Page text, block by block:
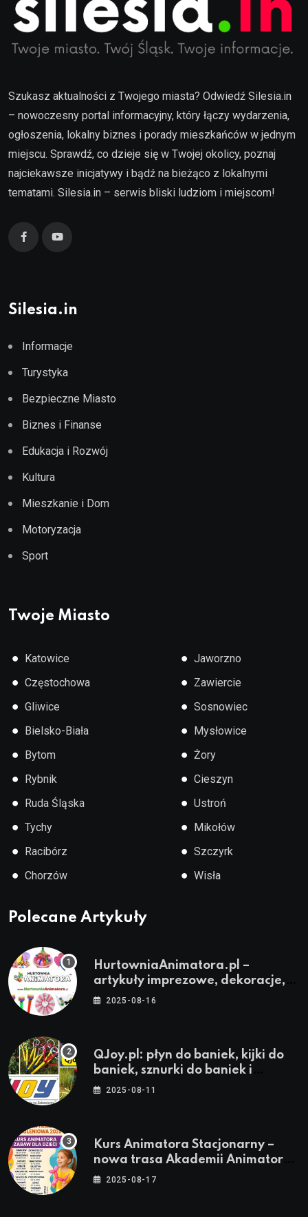
Szukasz aktualności z Twojego miasta? Odwiedź Silesia.in
– nowoczesny portal informacyjny, który łączy wydarzenia,
ogłoszenia, lokalny biznes i porady mieszkańców w jednym
miejscu. Sprawdź, co dzieje się w Twojej okolicy, poznaj
najciekawsze inicjatywy i bądź na bieżąco z lokalnymi
tematami. Silesia.in – serwis bliski ludziom i miejscom!
Silesia.in
Informacje
Turystyka
Bezpieczne Miasto
Biznes i Finanse
Edukacja i Rozwój
Kultura
Mieszkanie i Dom
Motoryzacja
Sport
Twoje Miasto
● Katowice
● Częstochowa
● Gliwice
● Bielsko-Biała
● Bytom
● Rybnik
● Ruda Śląska
● Tychy
● Racibórz
● Chorzów
● Jaworzno
● Zawiercie
● Sosnowiec
● Mysłowice
● Żory
● Cieszyn
● Ustroń
● Mikołów
● Szczyrk
● Wisła
Polecane Artykuły
HurtowniaAnimatora.pl –
artykuły imprezowe, dekoracje,
stroje i akcesoria dla animatorów
2025-08-16
QJoy.pl: płyn do baniek, kijki do
baniek, sznurki do baniek i
zestawy do baniek
2025-08-11
Kurs Animatora Stacjonarny –
nowa trasa Akademii Animatora
– jesień 2025
2025-08-17